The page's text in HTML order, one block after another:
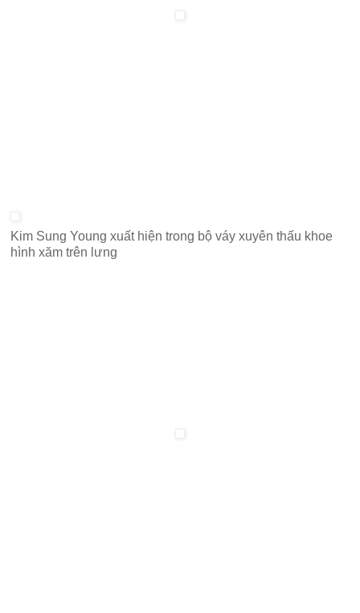
Kim Sung Young xuất hiện trong bộ váy xuyên thấu khoe
hình xăm trên lưng